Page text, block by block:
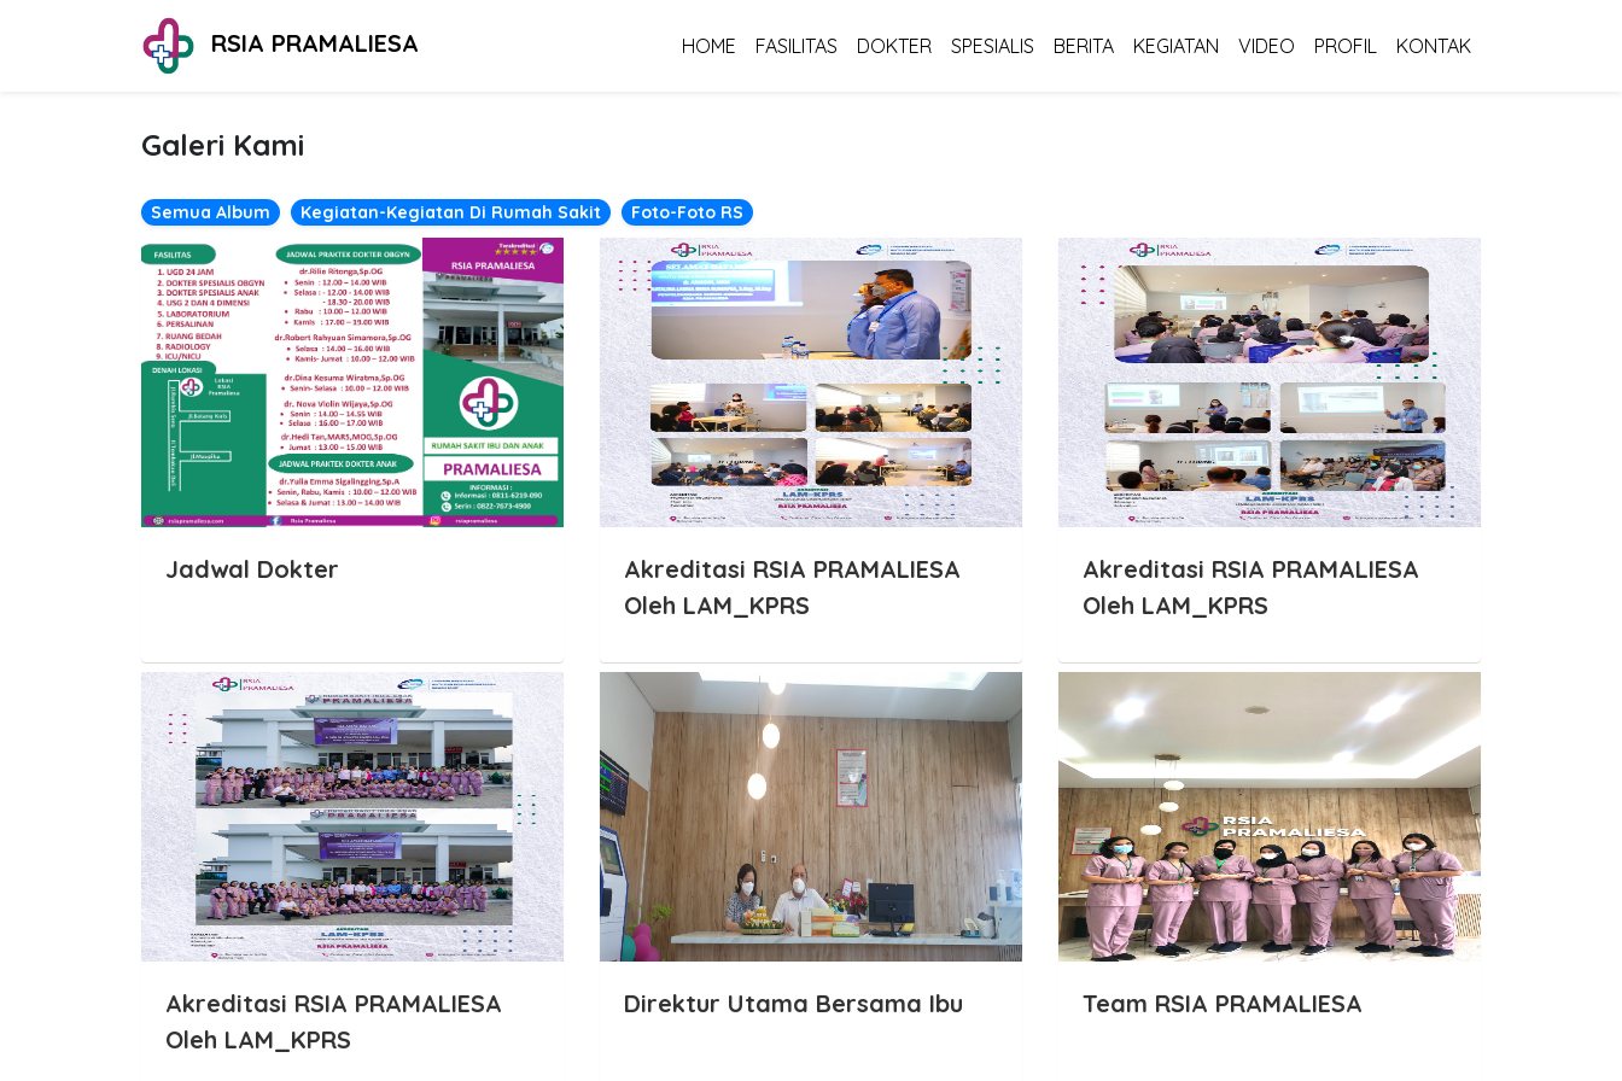
RSIA PRAMALIESA HOME FASILITAS DOKTER SPESIALIS BERITA KEGIATAN VIDEO PROFIL KONTAK
Galeri Kami
Semua Album Kegiatan-Kegiatan Di Rumah Sakit Foto-Foto RS
Jadwal Dokter
Akreditasi RSIA PRAMALIESA
Oleh LAM_KPRS
Akreditasi RSIA PRAMALIESA
Oleh LAM_KPRS
Akreditasi RSIA PRAMALIESA
Oleh LAM_KPRS
Direktur Utama Bersama Ibu Team RSIA PRAMALIESA